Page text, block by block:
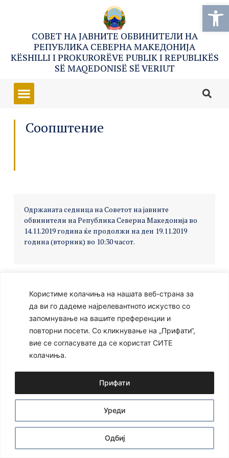
Користиме колачиња на нашата веб-страна за
да ви го дадеме најрелевантното искуство со
запомнување на вашите преференции и
повторни посети. Со кликнување на „Прифати“,
вие се согласувате да се користат СИТЕ
колачиња.
Уреди
Одбиј
Прифати
СОВЕТ НА ЈАВНИТЕ ОБВИНИТЕЛИ НА
РЕПУБЛИКА СЕВЕРНА МАКЕДОНИЈА
KËSHILLI I PROKURORËVE PUBLIK I REPUBLIKËS
SË MAQEDONISË SË VERIUT
Соопштение
Одржаната седница на Советот на јавните
обвинители на Република Северна Македонија во
14.11.2019 година ќе продолжи на ден 19.11.2019
година (вторник) во 10:30 часот.
Ⓒ 2024 – Сите права се задржани Developed by: